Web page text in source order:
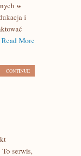
w
i
More
CONTINUE
serwis,